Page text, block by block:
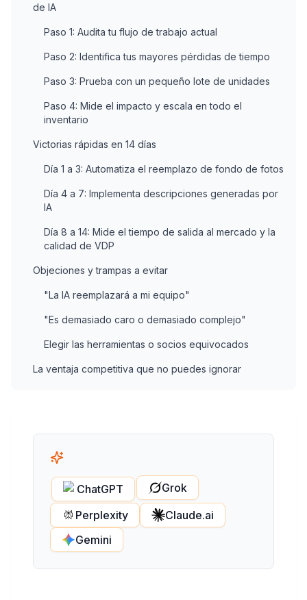
de IA
Paso 1: Audita tu flujo de trabajo actual
Paso 2: Identifica tus mayores pérdidas de tiempo
Paso 3: Prueba con un pequeño lote de unidades
Paso 4: Mide el impacto y escala en todo el
inventario
Victorias rápidas en 14 días
Día 1 a 3: Automatiza el reemplazo de fondo de fotos
Día 4 a 7: Implementa descripciones generadas por
IA
Día 8 a 14: Mide el tiempo de salida al mercado y la
calidad de VDP
Objeciones y trampas a evitar
"La IA reemplazará a mi equipo"
"Es demasiado caro o demasiado complejo"
Elegir las herramientas o socios equivocados
La ventaja competitiva que no puedes ignorar
ChatGPT
Grok
Perplexity
Claude.ai
Gemini